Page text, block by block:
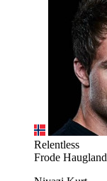
Relentless
Frode Haugland